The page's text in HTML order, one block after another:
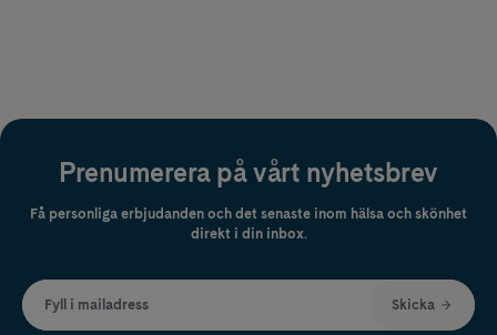
Prenumerera på vårt nyhetsbrev
Få personliga erbjudanden och det senaste inom hälsa och skönhet
direkt i din inbox.
Fyll i mailadress Skicka